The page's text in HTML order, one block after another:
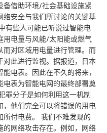
备借助环境/社会基础设施紧
络安全与我们所讨论的关键基
有些人可能已听说过智能电
用电量与风能/太阳能或燃气
而对区域用电量进行管理。而
对此进行监视。据报道，日本
电表。因此在不久的将来，
电表为智能电网的最终部署奠
罪分子是如何利用这一机制
，他们完全可以将错误的用电
付电费。 我们不难发现的
的网络攻击存在。例如，网络